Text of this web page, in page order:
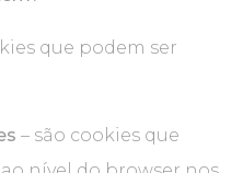
que podem ser
– são cookies que